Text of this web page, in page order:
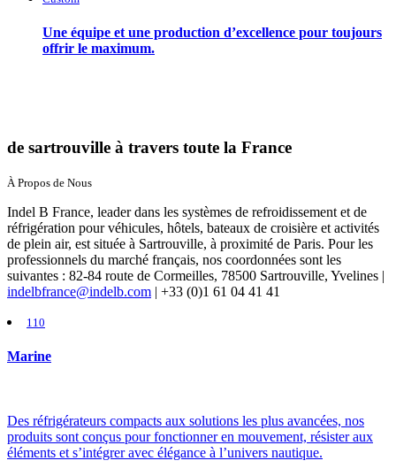
Une équipe et une production d’excellence pour toujours
offrir le maximum.
de sartrouville à travers toute la France
À Propos de Nous
Indel B France, leader dans les systèmes de refroidissement et de
réfrigération pour véhicules, hôtels, bateaux de croisière et activités
de plein air, est située à Sartrouville, à proximité de Paris. Pour les
professionnels du marché français, nos coordonnées sont les
suivantes : 82-84 route de Cormeilles, 78500 Sartrouville, Yvelines |
indelbfrance@indelb.com | +33 (0)1 61 04 41 41
110
Marine
Des réfrigérateurs compacts aux solutions les plus avancées, nos
produits sont conçus pour fonctionner en mouvement, résister aux
éléments et s’intégrer avec élégance à l’univers nautique.